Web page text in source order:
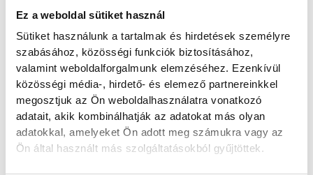
Ez a weboldal sütiket használ
Sütiket használunk a tartalmak és hirdetések személyre
szabásához, közösségi funkciók biztosításához,
valamint weboldalforgalmunk elemzéséhez. Ezenkívül
közösségi média-, hirdető- és elemező partnereinkkel
megosztjuk az Ön weboldalhasználatra vonatkozó
adatait, akik kombinálhatják az adatokat más olyan
adatokkal, amelyeket Ön adott meg számukra vagy az
Ön által használt más szolgáltatásokból gyűjtöttek.
Fidesz
SZERZŐ
vehir.hu